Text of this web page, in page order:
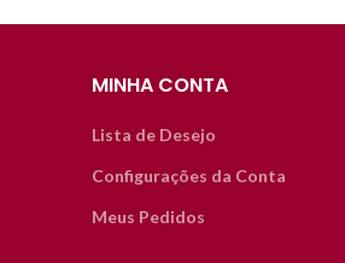
MINHA CONTA
Lista de Desejo
Configurações da Conta
Meus Pedidos